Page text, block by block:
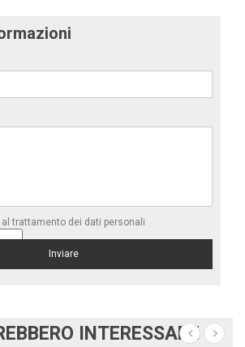
trattamento dei dati personali
INTERESSARE